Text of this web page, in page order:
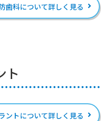
歯科について詳しく見る
ト
ントについて詳しく見る